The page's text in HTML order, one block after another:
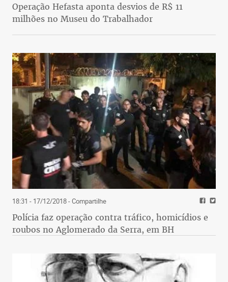
Operação Hefasta aponta desvios de R$ 11
milhões no Museu do Trabalhador
18:31 - 17/12/2018- Compartilhe
Polícia faz operação contra tráfico, homicídios e
roubos no Aglomerado da Serra, em BH